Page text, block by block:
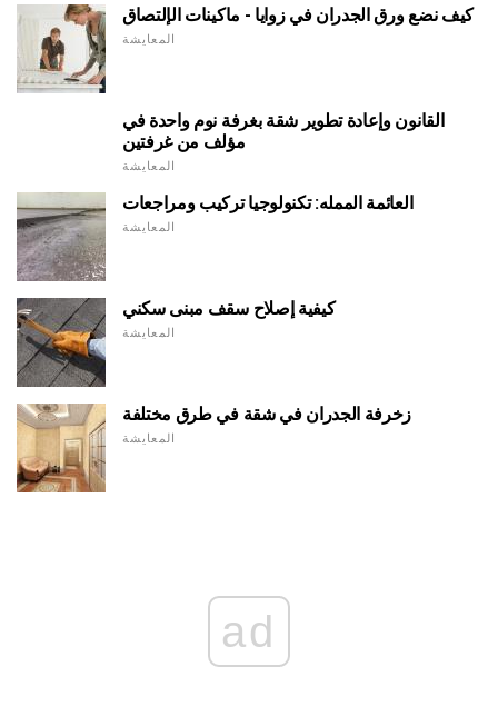
كيف نضع ورق الجدران في زوايا - ماكينات الإلتصاق
المعايشة
القانون وإعادة تطوير شقة بغرفة نوم واحدة في
مؤلف من غرفتين
المعايشة
العائمة الممله: تكنولوجيا تركيب ومراجعات
المعايشة
كيفية إصلاح سقف مبنى سكني
المعايشة
زخرفة الجدران في شقة في طرق مختلفة
المعايشة
ad